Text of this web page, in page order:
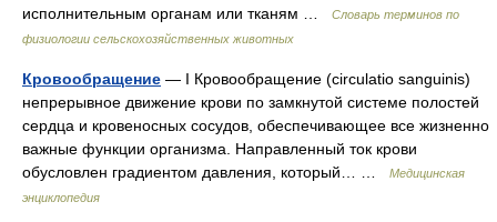
исполнительным органам или тканям …
Словарь терминов по
физиологии сельскохозяйственных животных
Кровообращение — I Кровообращение (circulatio sanguinis)
непрерывное движение крови по замкнутой системе полостей
сердца и кровеносных сосудов, обеспечивающее все жизненно
важные функции организма. Направленный ток крови
обусловлен градиентом давления, который… …
Медицинская
энциклопедия